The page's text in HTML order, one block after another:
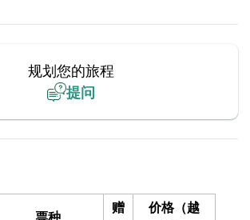
规划您的旅程
提问
赠
价格（越